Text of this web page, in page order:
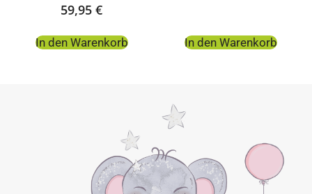
59,95 €
In den Warenkorb In den Warenkorb